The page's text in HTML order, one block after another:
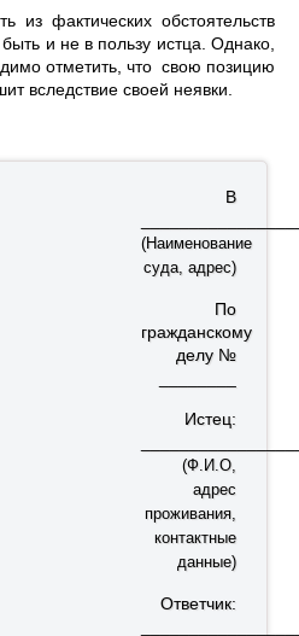
из фактических обстоятельств
и не в пользу истца. Однако,
отметить, что свою позицию
вследствие своей неявки.
В
(Наименование
суда, адрес)
По
гражданскому
делу №
Истец:
(Ф.И.О,
адрес
проживания,
контактные
данные)
Ответчик: